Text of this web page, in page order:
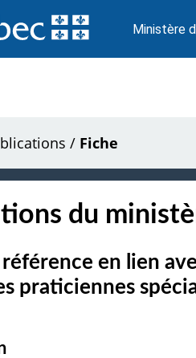
Ministère
/ Fiche
du
en lien
praticiennes